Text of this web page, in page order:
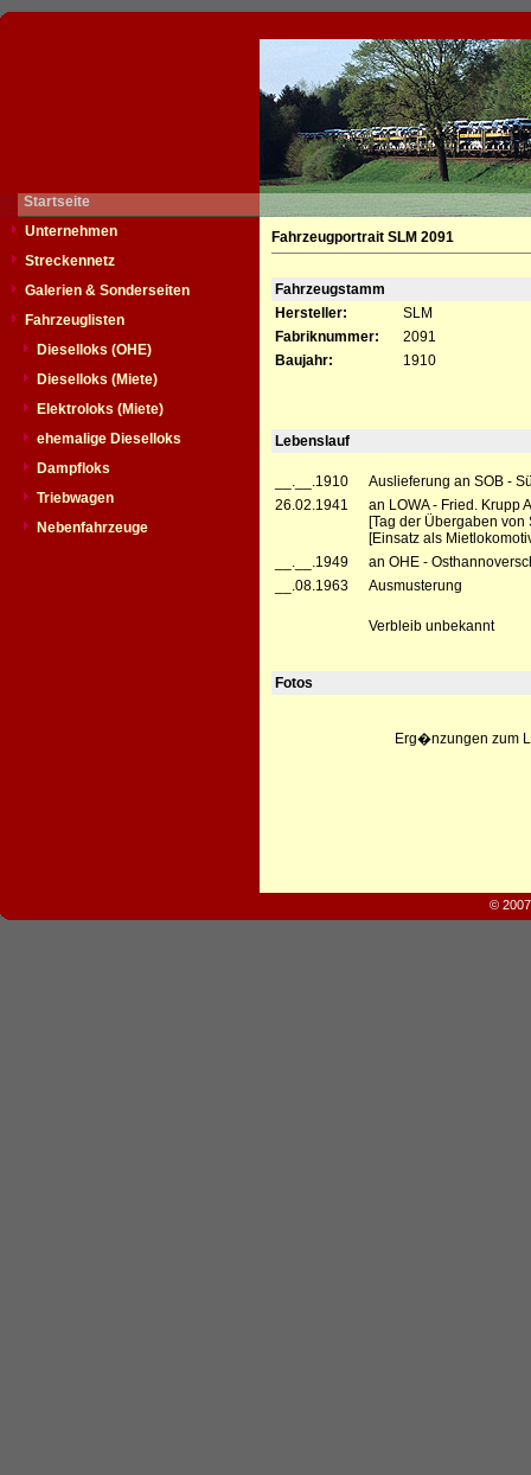
Startseite
Unternehmen
Streckennetz
Galerien & Sonderseiten
Fahrzeuglisten
Dieselloks (OHE)
Dieselloks (Miete)
Elektroloks (Miete)
ehemalige Dieselloks
Dampfloks
Triebwagen
Nebenfahrzeuge
Fahrzeugportrait SLM 2091
Fahrzeugstamm
Hersteller:
SLM
Fabriknummer:
2091
Baujahr:
1910
Lebenslauf
__.__.1910
Auslieferung an SOB -
26.02.1941
an LOWA - Fried. Krupp
[Tag der Übergaben von
[Einsatz als
__.__.1949
an OHE -
__.08.1963
Ausmusterung
Verbleib unbekannt
Fotos
Erg�nzungen zum
©